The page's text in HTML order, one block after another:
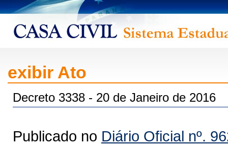
exibir Ato
Decreto 3338 - 20 de Janeiro de 2016
Publicado no Diário Oficial nº.